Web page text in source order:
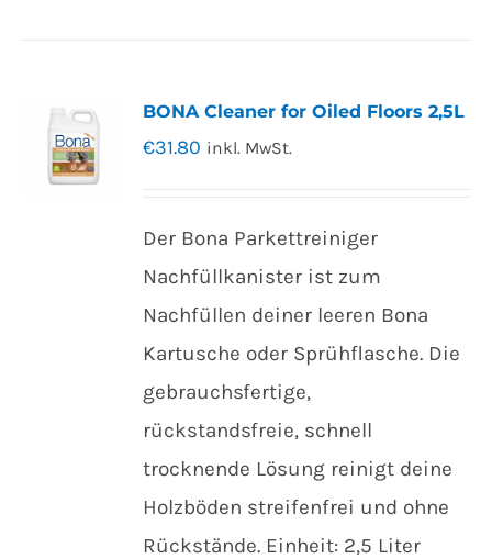
BONA Cleaner for Oiled Floors 2,5L
€31.80 inkl. MwSt.
Der Bona Parkettreiniger
Nachfüllkanister ist zum
Nachfüllen deiner leeren Bona
Kartusche oder Sprühflasche. Die
gebrauchsfertige,
rückstandsfreie, schnell
trocknende Lösung reinigt deine
Holzböden streifenfrei und ohne
Rückstände. Einheit: 2,5 Liter